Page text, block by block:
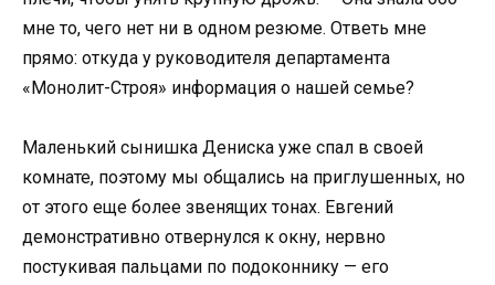
мне то, чего нет ни в одном резюме. Ответь мне
прямо: откуда у руководителя департамента
«Монолит-Строя» информация о нашей семье?
Маленький сынишка Дениска уже спал в своей
комнате, поэтому мы общались на приглушенных, но
от этого еще более звенящих тонах. Евгений
демонстративно отвернулся к окну, нервно
постукивая пальцами по подоконнику — его